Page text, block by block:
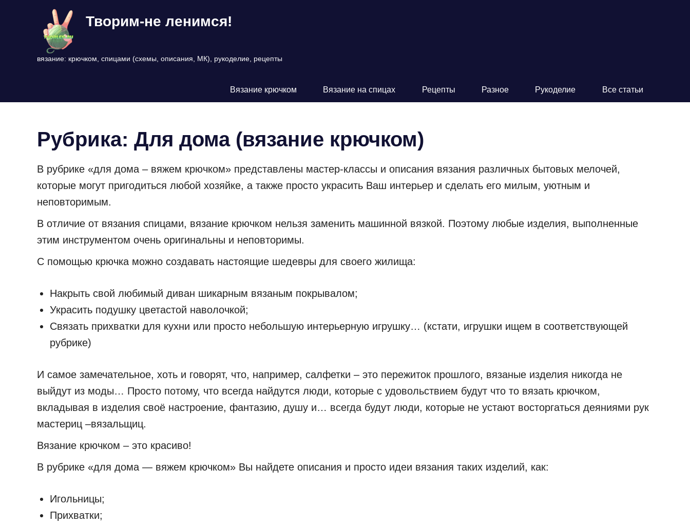
содержимому
Творим-не ленимся!
вязание: крючком, спицами (схемы, описания, МК), рукоделие, рецепты
Вязание крючком Вязание на спицах Рецепты Разное Рукоделие Все статьи
Рубрика: Для дома (вязание крючком)
В рубрике «для дома – вяжем крючком» представлены мастер-классы и описания вязания различных бытовых мелочей,
которые могут пригодиться любой хозяйке, а также просто украсить Ваш интерьер и сделать его милым, уютным и
неповторимым.
В отличие от вязания спицами, вязание крючком нельзя заменить машинной вязкой. Поэтому любые изделия, выполненные
этим инструментом очень оригинальны и неповторимы.
С помощью крючка можно создавать настоящие шедевры для своего жилища:
Накрыть свой любимый диван шикарным вязаным покрывалом;
Украсить подушку цветастой наволочкой;
Связать прихватки для кухни или просто небольшую интерьерную игрушку… (кстати, игрушки ищем в соответствующей
рубрике)
И самое замечательное, хоть и говорят, что, например, салфетки – это пережиток прошлого, вязаные изделия никогда не
выйдут из моды… Просто потому, что всегда найдутся люди, которые с удовольствием будут что то вязать крючком,
вкладывая в изделия своё настроение, фантазию, душу и… всегда будут люди, которые не устают восторгаться деяниями рук
мастериц –вязальщиц.
Вязание крючком – это красиво!
В рубрике «для дома — вяжем крючком» Вы найдете описания и просто идеи вязания таких изделий, как:
Игольницы;
Прихватки;